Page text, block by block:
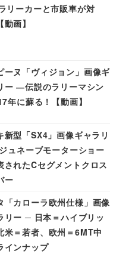
リーカーと市販車が対
画】
ーヌ「ヴィジョン」画像ギ
ー ―伝説のラリーマシン
年に蘇る！【動画】
新型「SX4」画像ギャラリ
ュネーブモーターショー
されたCセグメントクロス
ー
「カローラ欧州仕様」画像
リー ─ 日本＝ハイブリッ
米＝若者、欧州＝6MT中
インナップ